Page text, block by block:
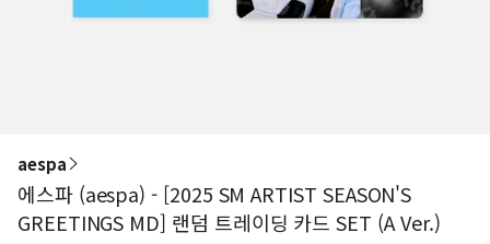
aespa
에스파 (aespa) - [2025 SM ARTIST SEASON'S
GREETINGS MD] 랜덤 트레이딩 카드 SET (A Ver.)